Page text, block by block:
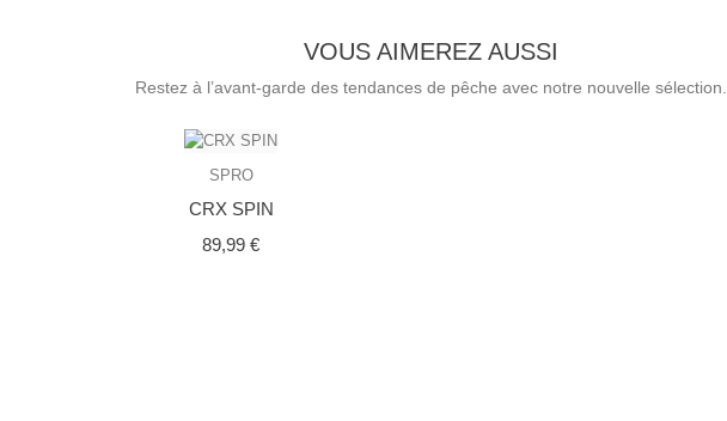
VOUS AIMEREZ AUSSI
Restez à l’avant-garde des tendances de pêche avec notre nouvelle sélection.
SPRO
CRX SPIN
89,99 €Prix